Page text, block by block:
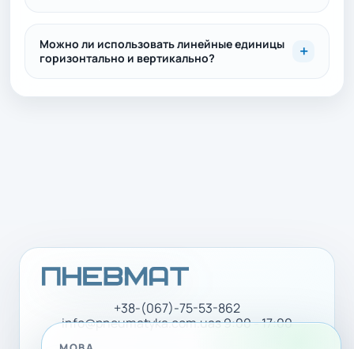
Можно ли использовать линейные единицы
горизонтально и вертикально?
+38-(067)-75-53-862
info@pneumatyka.com.uaз 9:00 - 17:00